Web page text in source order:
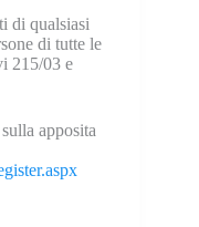
di qualsiasi
di tutte le
215/03 e
apposita